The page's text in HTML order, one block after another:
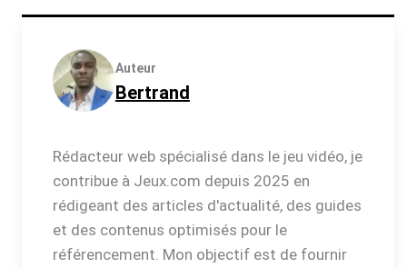
Auteur
Bertrand
Rédacteur web spécialisé dans le jeu vidéo, je
contribue à Jeux.com depuis 2025 en
rédigeant des articles d'actualité, des guides
et des contenus optimisés pour le
référencement. Mon objectif est de fournir